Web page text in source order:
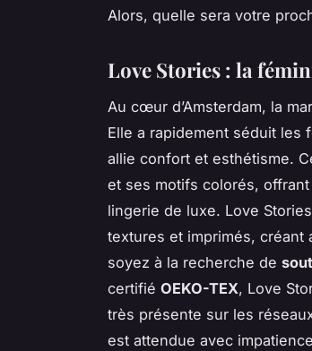
Alors, quelle sera votre
Love Stories : la
Au cœur d’Amsterdam, la
Elle a rapidement séduit les
allie confort et esthétisme.
et ses motifs colorés,
lingerie de luxe. Love
textures et imprimés, créant
soyez à la recherche de
certifié OEKO-TEX, Love
très présente sur les
est attendue avec